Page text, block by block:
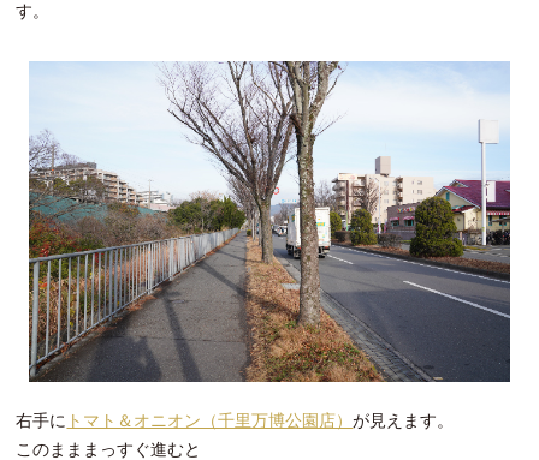
す。
右手に トマト＆オニオン（千里万博公園店）が見えます。
このまままっすぐ進むと